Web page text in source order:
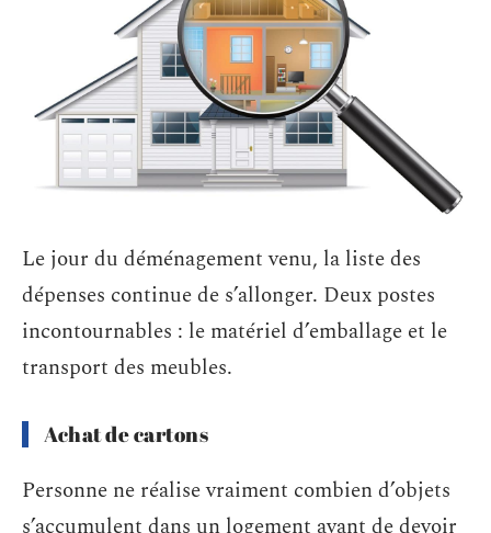
Le jour du déménagement venu, la liste des
dépenses continue de s’allonger. Deux postes
incontournables : le matériel d’emballage et le
transport des meubles.
Achat de cartons
Personne ne réalise vraiment combien d’objets